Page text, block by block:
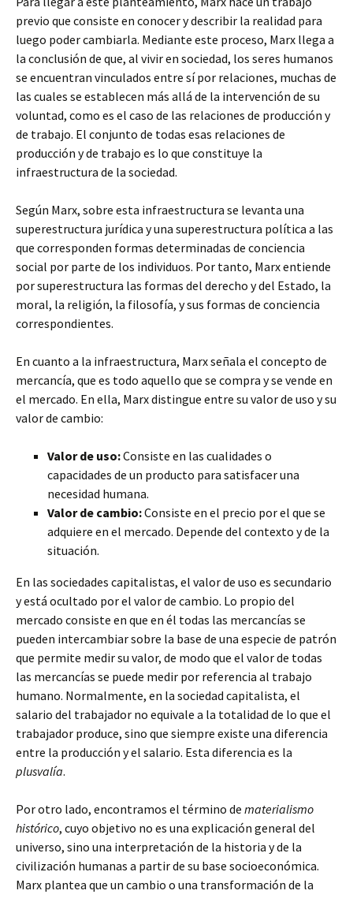
previo que consiste en conocer y describir la realidad para
luego poder cambiarla. Mediante este proceso, Marx llega a
la conclusión de que, al vivir en sociedad, los seres humanos
se encuentran vinculados entre sí por relaciones, muchas de
las cuales se establecen más allá de la intervención de su
voluntad, como es el caso de las relaciones de producción y
de trabajo. El conjunto de todas esas relaciones de
producción y de trabajo es lo que constituye la
infraestructura de la sociedad.
Según Marx, sobre esta infraestructura se levanta una
superestructura jurídica y una superestructura política a las
que corresponden formas determinadas de conciencia
social por parte de los individuos. Por tanto, Marx entiende
por superestructura las formas del derecho y del Estado, la
moral, la religión, la filosofía, y sus formas de conciencia
correspondientes.
En cuanto a la infraestructura, Marx señala el concepto de
mercancía, que es todo aquello que se compra y se vende en
el mercado. En ella, Marx distingue entre su valor de uso y su
valor de cambio:
Valor de uso:Consiste en las cualidades o
capacidades de un producto para satisfacer una
necesidad humana.
Valor de cambio:Consiste en el precio por el que se
adquiere en el mercado. Depende del contexto y de la
situación.
En las sociedades capitalistas, el valor de uso es secundario
y está ocultado por el valor de cambio. Lo propio del
mercado consiste en que en él todas las mercancías se
pueden intercambiar sobre la base de una especie de patrón
que permite medir su valor, de modo que el valor de todas
las mercancías se puede medir por referencia al trabajo
humano. Normalmente, en la sociedad capitalista, el
salario del trabajador no equivale a la totalidad de lo que el
trabajador produce, sino que siempre existe una diferencia
entre la producción y el salario. Esta diferencia es la
plusvalía.
Por otro lado, encontramos el término de materialismo
histórico, cuyo objetivo no es una explicación general del
universo, sino una interpretación de la historia y de la
civilización humanas a partir de su base socioeconómica.
Marx plantea que un cambio o una transformación de la